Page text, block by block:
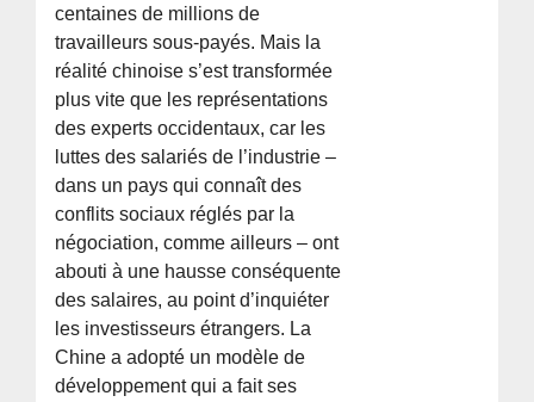
centaines de millions de
travailleurs sous-payés. Mais la
réalité chinoise s’est transformée
plus vite que les représentations
des experts occidentaux, car les
luttes des salariés de l’industrie –
dans un pays qui connaît des
conflits sociaux réglés par la
négociation, comme ailleurs – ont
abouti à une hausse conséquente
des salaires, au point d’inquiéter
les investisseurs étrangers. La
Chine a adopté un modèle de
développement qui a fait ses